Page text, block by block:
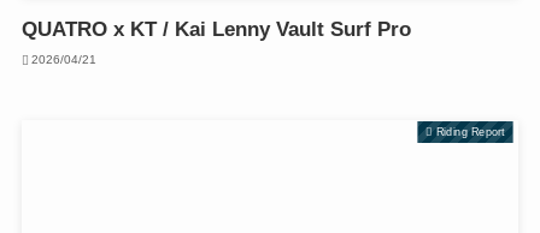
QUATRO x KT / Kai Lenny Vault Surf Pro
2026/04/21
Riding Report